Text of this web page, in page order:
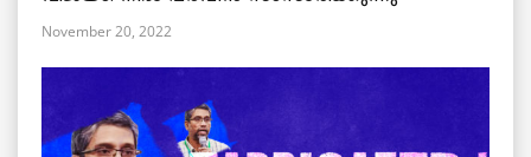
November 20, 2022